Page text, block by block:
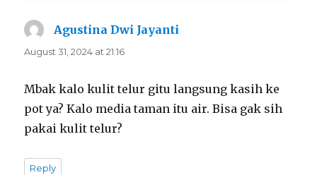
Agustina Dwi Jayanti
August 31, 2024 at 21:16
Mbak kalo kulit telur gitu langsung kasih ke
pot ya? Kalo media taman itu air. Bisa gak sih
pakai kulit telur?
Reply